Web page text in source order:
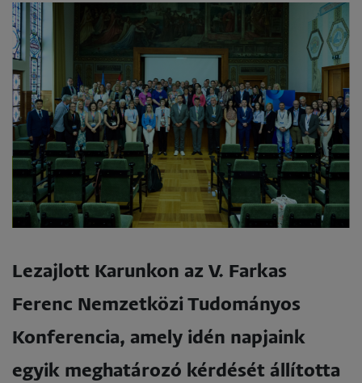
Lezajlott Karunkon az V. Farkas
Ferenc Nemzetközi Tudományos
Konferencia, amely idén napjaink
egyik meghatározó kérdését állította